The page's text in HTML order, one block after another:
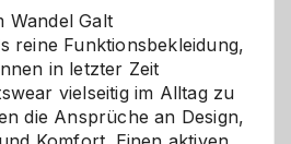
Chaos
Wandel Galt
reine Funktionsbekleidung,
in letzter Zeit
vielseitig im Alltag zu
die Ansprüche an Design,